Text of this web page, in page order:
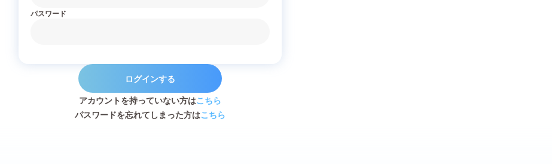
パスワード
ログインする
アカウントを持っていない方はこちら
パスワードを忘れてしまった方はこちら